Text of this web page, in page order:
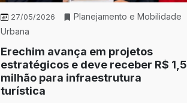
27/05/2026
Planejamento e Mobilidade
Urbana
Erechim avança em projetos
estratégicos e deve receber R$ 1,5
milhão para infraestrutura
turística